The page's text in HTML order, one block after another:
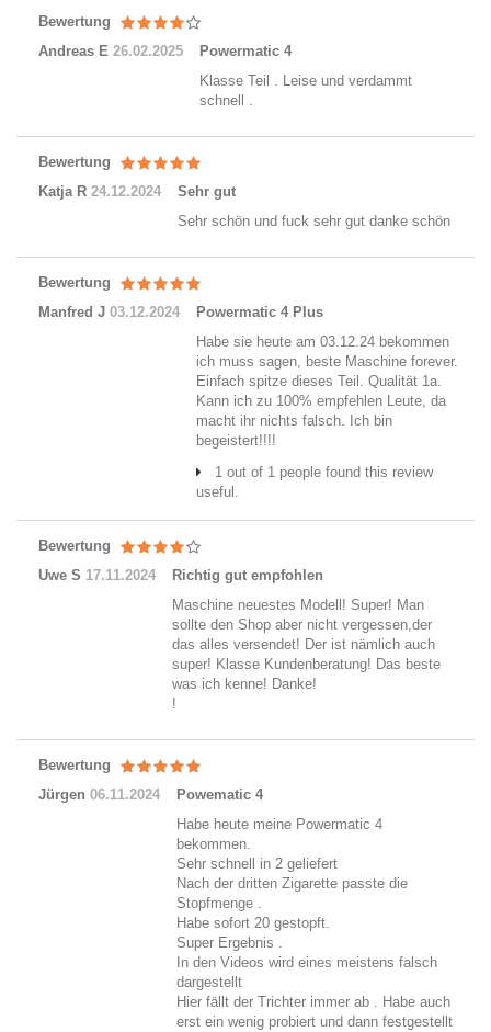
Bewertung
Andreas E 26.02.2025
Powermatic 4
Klasse Teil . Leise und verdammt
schnell .
Bewertung
Katja R 24.12.2024
Sehr gut
Sehr schön und fuck sehr gut danke schön
Bewertung
Manfred J 03.12.2024
Powermatic 4 Plus
Habe sie heute am 03.12.24 bekommen
ich muss sagen, beste Maschine forever.
Einfach spitze dieses Teil. Qualität 1a.
Kann ich zu 100% empfehlen Leute, da
macht ihr nichts falsch. Ich bin
begeistert!!!!
1 out of 1 people found this review
useful.
Bewertung
Uwe S 17.11.2024
Richtig gut empfohlen
Maschine neuestes Modell! Super! Man
sollte den Shop aber nicht vergessen,der
das alles versendet! Der ist nämlich auch
super! Klasse Kundenberatung! Das beste
was ich kenne! Danke!
!
Bewertung
Jürgen 06.11.2024
Powematic 4
Habe heute meine Powermatic 4
bekommen.
Sehr schnell in 2 geliefert
Nach der dritten Zigarette passte die
Stopfmenge .
Habe sofort 20 gestopft.
Super Ergebnis .
In den Videos wird eines meistens falsch
dargestellt
Hier fällt der Trichter immer ab . Habe auch
erst ein wenig probiert und dann festgestellt